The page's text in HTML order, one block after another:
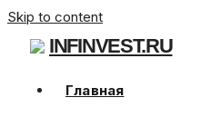
Skip to content
INFINVEST.RU
Главная